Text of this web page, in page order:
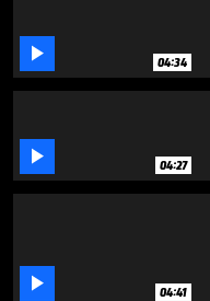
 04:34
 04:27
 04:41